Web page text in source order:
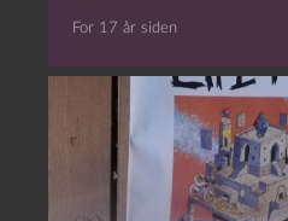
For 17 år siden